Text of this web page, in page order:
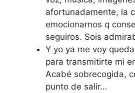
afortunadamente, la
emocionarnos q
seguiros. Sois
Y yo ya me voy
para transmitirte mi
Acabé sobrecogida,
punto de salir…